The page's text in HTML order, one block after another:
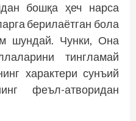
бошқа ҳеч нарса
берилаётган бола
шундай. Чунки, Она
тингламай
характери сунъий
феъл-атворидан